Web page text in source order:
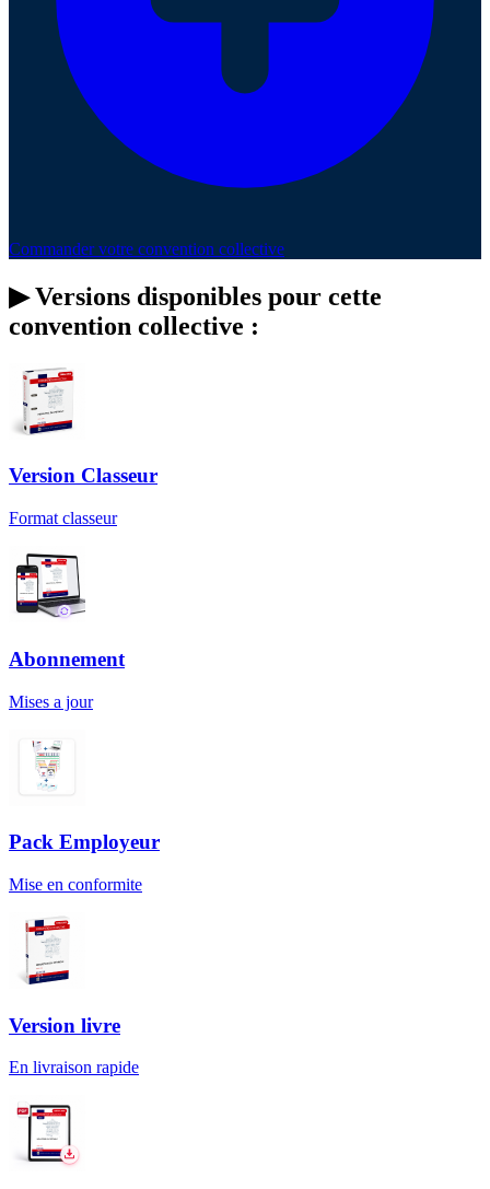
Commander votre convention collective
▶Versions disponibles pour cette
convention collective :
Version Classeur
Format classeur
Abonnement
Mises a jour
Pack Employeur
Mise en conformite
Version livre
En livraison rapide